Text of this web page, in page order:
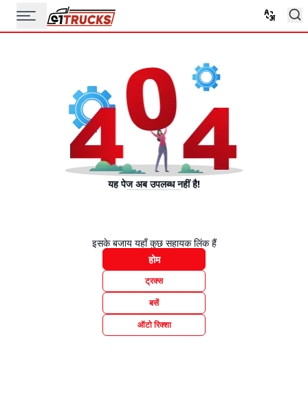
यह पेज अब उपलब्ध नहीं है!
इसके बजाय यहाँ कुछ सहायक लिंक हैं
होम
ट्रक्स
बसें
ऑटो रिक्शा